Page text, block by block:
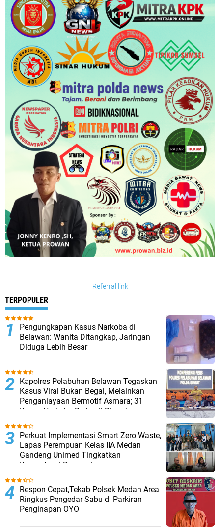
Referral link
TERPOPULER
Pengungkapan Kasus Narkoba di
Belawan: Wanita Ditangkap, Jaringan
Diduga Lebih Besar
Kapolres Pelabuhan Belawan Tegaskan
Kasus Viral Bukan Begal, Melainkan
Penganiayaan Bermotif Asmara; 31
Kasus Narkoba Berhasil Diungkap
Perkuat Implementasi Smart Zero Waste,
Lapas Perempuan Kelas IIA Medan
Gandeng Unimed Tingkatkan
Kompetensi Pegawai
Respon Cepat,Tekab Polsek Medan Area
Ringkus Pengedar Sabu di Parkiran
Penginapan OYO